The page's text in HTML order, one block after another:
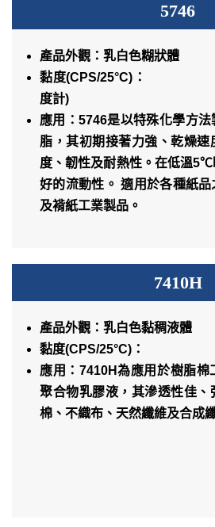
5746
產品外觀：乳白色糊狀體
黏度(CPS/25°C) ：
度計)
應用：5746是以特殊化學方
脂，其初期接著力強、乾燥速
度、韌性及耐熱性。在低溫
好的流動性。 適用於各種紙
及褙紙工業製品。
7410H
產品外觀：乳白色黏稠液體
黏度(CPS/25°C)： ＜
應用：7410H為應用於樹脂棉
聚合物乳膠液，其滲透性佳、
棉、不織布、天然纖維及合成